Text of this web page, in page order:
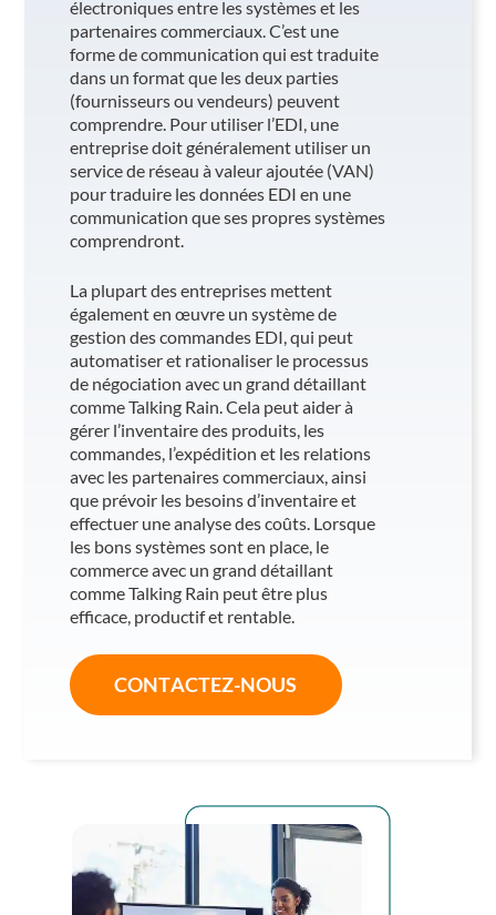
électroniques entre les systèmes et les
partenaires commerciaux. C’est une
forme de communication qui est traduite
dans un format que les deux parties
(fournisseurs ou vendeurs) peuvent
comprendre. Pour utiliser l’EDI, une
entreprise doit généralement utiliser un
service de réseau à valeur ajoutée (VAN)
pour traduire les données EDI en une
communication que ses propres systèmes
comprendront.
La plupart des entreprises mettent
également en œuvre un système de
gestion des commandes EDI, qui peut
automatiser et rationaliser le processus
de négociation avec un grand détaillant
comme Talking Rain. Cela peut aider à
gérer l’inventaire des produits, les
commandes, l’expédition et les relations
avec les partenaires commerciaux, ainsi
que prévoir les besoins d’inventaire et
effectuer une analyse des coûts. Lorsque
les bons systèmes sont en place, le
commerce avec un grand détaillant
comme Talking Rain peut être plus
efficace, productif et rentable.
CONTACTEZ-NOUS